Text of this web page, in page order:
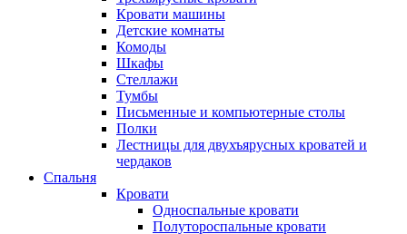
Кровати машины
Детские комнаты
Комоды
Шкафы
Стеллажи
Тумбы
Письменные и компьютерные столы
Полки
Лестницы для двухъярусных кроватей и
чердаков
Спальня
Кровати
Односпальные кровати
Полутороспальные кровати